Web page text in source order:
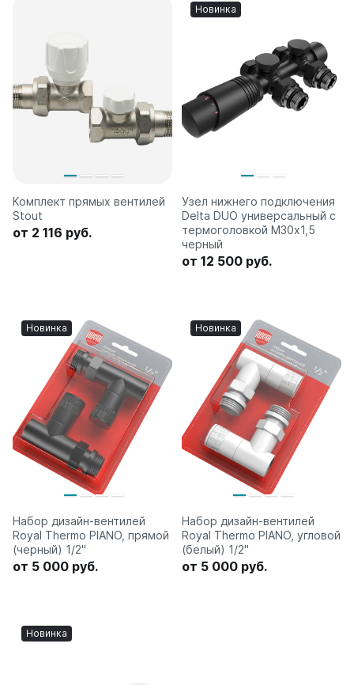
Комплект прямых вентилей
Stout
от 2 116 руб.
Новинка
Узел нижнего подключения
Delta DUO универсальный с
термоголовкой М30х1,5
черный
от 12 500 руб.
Новинка
Набор дизайн-вентилей
Royal Thermo PIANO, прямой
(черный) 1/2"
от 5 000 руб.
Новинка
Набор дизайн-вентилей
Royal Thermo PIANO, угловой
(белый) 1/2"
от 5 000 руб.
Новинка